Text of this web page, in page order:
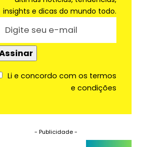
insights e dicas do mundo todo.
Li e concordo com os termos
e condições
- Publicidade -